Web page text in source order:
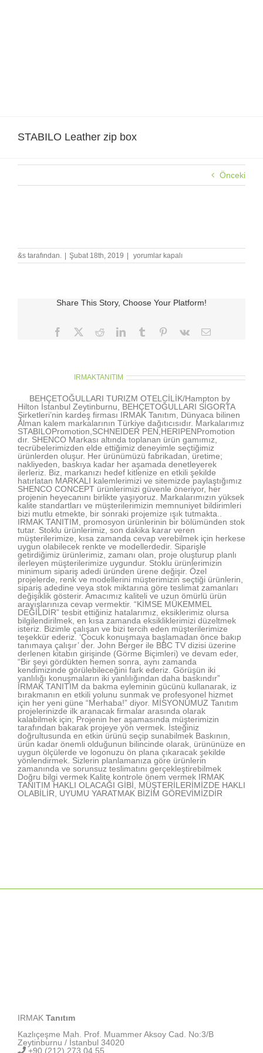
STABILO Leather zip box
Önceki
&s tarafından. Şubat 18th, 2019
STABILO
Leather
yorumlar kapalı
Share This Story, Choose Your Platform!
Facebook RedditLinkedInTumblr Pinterest
Vk
E-
IRMAKTANITIM
BEHÇETOĞULLARI TURIZM OTELCİLİK/Hampton by
Hilton İstanbul Zeytinburnu, BEHÇETOĞULLARI SİGORTA
Şirketleri’nin kardeş firması IRMAK Tanıtım, Dünyaca bilinen
Alman kalem markalarının Türkiye dağıtıcısıdır. Markalarımız
STABILOPromotion,SCHNEIDER PEN,HERIPENPromotion
dır. SHENCO Markası altında toplanan ürün gamımız,
tecrübelerimizden elde ettiğimiz deneyimle seçtiğimiz
ürünlerden oluşur. Her ürünümüzü fabrikadan, üretime;
nakliyeden, baskıya kadar her aşamada denetleyerek
ilerleriz. Biz, markanızı hedef kitlenize en etkili şekilde
hatırlatan MARKALI kalemlerimizi ve sitemizde paylaştığımız
SHENCO CONCEPT ürünlerimizi güvenle öneriyor, her
projenin heyecanını birlikte yaşıyoruz. Markalarımızın yüksek
kalite standartları ve müşterilerimizin memnuniyet bildirimleri
bizi mutlu etmekte, bir sonraki projemize ışık tutmakta..
IRMAK TANITIM, promosyon ürünlerinin bir bölümünden stok
tutar. Stoklu ürünlerimiz, son dakika karar veren
müşterilerimize, kısa zamanda cevap verebilmek için herkese
uygun olabilecek renkte ve modellerdedir. Siparişle
getirdiğimiz ürünlerimiz, zamanı olan, proje oluşturup planlı
ilerleyen müşterilerimize uygundur. Stoklu ürünlerimizin
minimum sipariş adedi üründen ürene değişir. Özel
projelerde, renk ve modellerini müşterimizin seçtiği ürünlerin,
sipariş adedine veya stok miktarına göre teslimat zamanları
değişiklik gösterir. Amacımız kaliteli ve uzun ömürlü ürün
arayışlarınıza cevap vermektir. “KİMSE MÜKEMMEL
DEĞİLDİR” tesbit ettiğiniz hatalarımız, eksiklerimiz olursa
bilgilendirilmek, en kısa zamanda eksikliklerimizi düzeltmek
isteriz. Bizimle çalışan ve bizi tercih eden müşterilerimize
teşekkür ederiz. ‘Çocuk konuşmaya başlamadan önce bakıp
tanımaya çalışır’ der. John Berger ile BBC TV dizisi üzerine
derlenen kitabın girişinde (Görme Biçimleri) ve devam eder,
“Bir şeyi gördükten hemen sonra, aynı zamanda
kendimizinde görülebileceğini fark ederiz. Görüşün iki
yanlılığı konuşmaların iki yanlılığından daha baskındır”
IRMAK TANITIM da bakma eyleminin gücünü kullanarak, iz
bırakmanın en etkili yolunu sunmak ve profesyonel hizmet
için her yeni güne “Merhaba!” diyor. MİSYONUMUZ Tanıtım
projelerinizde ilk aranacak firmalar arasında olarak
kalabilmek için; Projenin her aşamasında müşterimizin
tarafından bakarak projeye yön vermek. İsteğiniz
doğrultusunda en etkin ürünü seçip sunabilmek Baskının,
ürün kadar önemli olduğunun bilincinde olarak, ürününüze en
uygun ölçülerde ve logonuzu ön plana çıkaracak şekilde
yönlendirmek. Sizlerin planlamanıza göre ürünlerin
zamanında ve sorunsuz teslimatını gerçekleştirebilmek
Doğru bilgi vermek Kalite kontrole önem vermek IRMAK
TANITIM HAKLI OLACAĞI GİBİ, MÜŞTERİLERİMİZDE HAKLI
OLABİLİR, UYUMU YARATMAK BİZİM GÖREVİMİZDİR
IRMAK Tanıtım
Kazlıçeşme Mah. Prof. Muammer Aksoy Cad. No:3/B
Zeytinburnu / İstanbul 34020
+90 (212) 273 04 55